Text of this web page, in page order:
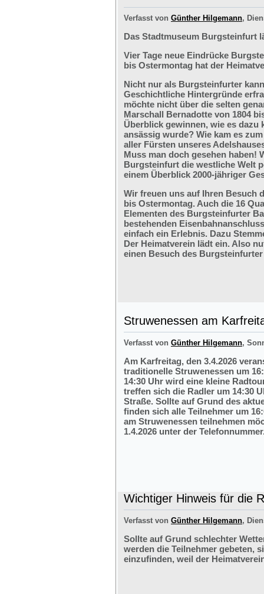
Verfasst von Günther Hilgemann,
Das Stadtmuseum Burgsteinfurt
Vier Tage neue Eindrücke
bis Ostermontag hat der
Nicht nur als Burgsteinfurter
Geschichtliche Hintergründe
möchte nicht über die selten
Marschall Bernadotte von 1804
Überblick gewinnen, wie es dazu
ansässig wurde? Wie kam es
aller Fürsten unseres
Muss man doch gesehen haben!
Burgsteinfurt die westliche Welt
einem Überblick 2000-jähriger
Wir freuen uns auf Ihren Besuch
bis Ostermontag. Auch die 16
Elementen des Burgsteinfurter
bestehenden
einfach ein Erlebnis. Dazu
Der Heimatverein lädt ein. Also
einen Besuch des
Struwenessen am
Verfasst von Günther Hilgemann,
Am Karfreitag, den 3.4.2026
traditionelle Struwenessen um
14:30 Uhr wird eine kleine
treffen sich die Radler um 14:30
Straße. Sollte auf Grund des
finden sich alle Teilnehmer um
am Struwenessen teilnehmen
1.4.2026 unter der
Wichtiger Hinweis für die
Verfasst von Günther Hilgemann,
Sollte auf Grund schlechter
werden die Teilnehmer gebeten,
einzufinden, weil der